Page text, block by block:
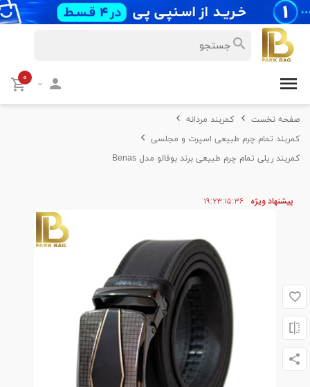
۰
صفحه نخست
کمربند مردانه
کمربند تمام چرم طبیعی اسپرت و مجلسی
کمربند ریلی تمام چرم طبیعی برند بوفالو مدل Benas
پیشنهاد ویژه ۱۹۲۳۱۵۳۶